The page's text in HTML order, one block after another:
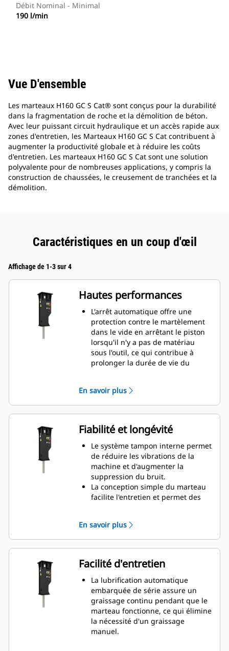
Débit Nominal - Minimal
190 l/min
Vue D'ensemble
Les marteaux H160 GC S Cat® sont conçus pour la durabilité
dans la fragmentation de roche et la démolition de béton.
Avec leur puissant circuit hydraulique et un accès rapide aux
zones d'entretien, les Marteaux H160 GC S Cat contribuent à
augmenter la productivité globale et à réduire les coûts
d'entretien. Les marteaux H160 GC S Cat sont une solution
polyvalente pour de nombreuses applications, y compris la
construction de chaussées, le creusement de tranchées et la
démolition.
Caractéristiques en un coup d'œil
Affichage de 1-3 sur 4
Hautes performances
L'arrêt automatique offre une
protection contre le martèlement
dans le vide en arrêtant le piston
lorsqu'il n'y a pas de matériau
sous l'outil, ce qui contribue à
prolonger la durée de vie du
piston en choisissant une vitesse
de piston élevée ou une puissance
maximale afin d'augmenter
l'efficacité et la production sur le
chantier.
La fonction d'insonorisation
équipée de série vous permet
d'utiliser un marteau GC S sur des
chantiers situés dans des zones
sensibles au bruit, comme les
quartiers ou les hôpitaux où le
En savoir plus
Fiabilité et longévité
Le système tampon interne permet
de réduire les vibrations de la
machine et d'augmenter la
suppression du bruit.
La conception simple du marteau
facilite l'entretien et permet des
d'exploitation.
Les composants hydrauliques
critiques sont protégés contre les
dommages à l'intérieur de
l'enveloppe, ce qui permet de
diminuer les temps d'arrêt sur le
chantier.
En savoir plus
Facilité d'entretien
La lubrification automatique
embarquée de série assure un
graissage continu pendant que le
marteau fonctionne, ce qui élimine
la nécessité d'un graissage
manuel.